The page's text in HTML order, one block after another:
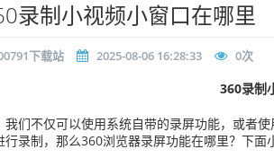
录制小视频小窗口在哪里
下载站 2025-08-06 16:28:33 0次
360录制
我们不仅可以使用系统自带的录屏功能，或者
行录制，那么360浏览器录屏功能在哪里？下